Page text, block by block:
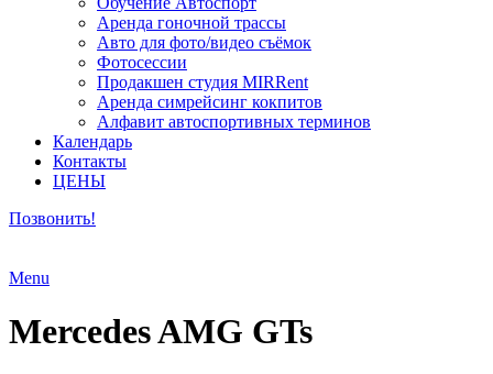
Аренда гоночной трассы
Авто для фото/видео съёмок
Фотосессии
Продакшен студия MIRRent
Аренда симрейсинг кокпитов
Алфавит автоспортивных терминов
Календарь
Контакты
ЦЕНЫ
Позвонить!
Menu
Mercedes AMG GTs